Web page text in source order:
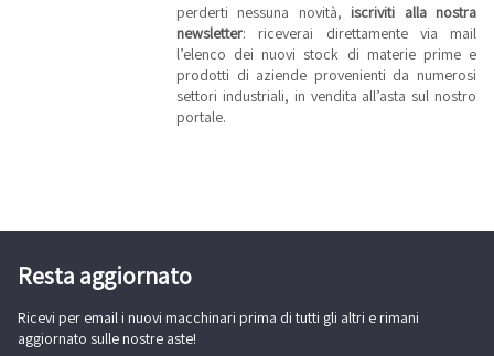
perderti nessuna novità, iscriviti alla nostra
newsletter: riceverai direttamente via mail
l’elenco dei nuovi stock di materie prime e
prodotti di aziende provenienti da numerosi
settori industriali, in vendita all’asta sul nostro
portale.
Resta aggiornato
Ricevi per email i nuovi macchinari prima di tutti gli altri e rimani
aggiornato sulle nostre aste!